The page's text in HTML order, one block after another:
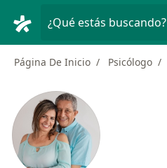
¿Qué estás buscando?
Página De Inicio Psicólogo